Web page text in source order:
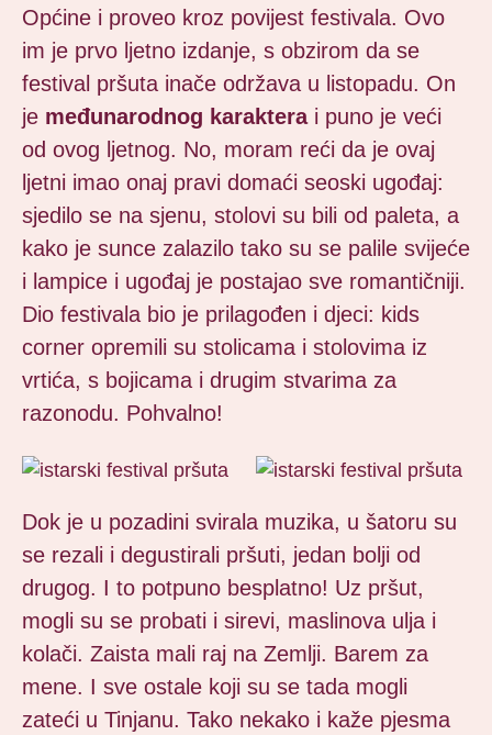
Općine i proveo kroz povijest festivala. Ovo
im je prvo ljetno izdanje, s obzirom da se
festival pršuta inače održava u listopadu. On
je međunarodnog karakterai puno je veći
od ovog ljetnog. No, moram reći da je ovaj
ljetni imao onaj pravi domaći seoski ugođaj:
sjedilo se na sjenu, stolovi su bili od paleta, a
kako je sunce zalazilo tako su se palile svijeće
i lampice i ugođaj je postajao sve romantičniji.
Dio festivala bio je prilagođen i djeci: kids
corner opremili su stolicama i stolovima iz
vrtića, s bojicama i drugim stvarima za
razonodu. Pohvalno!
Dok je u pozadini svirala muzika, u šatoru su
se rezali i degustirali pršuti, jedan bolji od
drugog. I to potpuno besplatno! Uz pršut,
mogli su se probati i sirevi, maslinova ulja i
kolači. Zaista mali raj na Zemlji. Barem za
mene. I sve ostale koji su se tada mogli
zateći u Tinjanu. Tako nekako i kaže pjesma